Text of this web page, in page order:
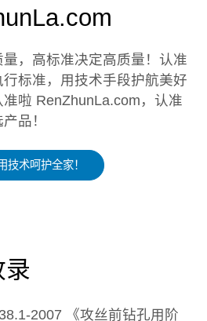
，高标准决定高质量！认准
行标准，用技术手段护航美好
准啦 RenZhunLa.com，认准
品！
技术呵护全家！
2007 《攻丝前钻孔用阶